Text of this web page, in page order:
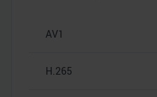
AV1
H.265